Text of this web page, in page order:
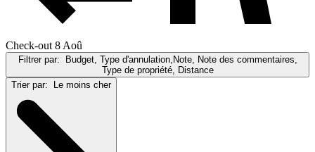
Check-out 8 Aoû
Filtrer par: Budget, Type d'annulation,Note, Note des commentaires,
Type de propriété, Distance
Trier par: Le moins cher